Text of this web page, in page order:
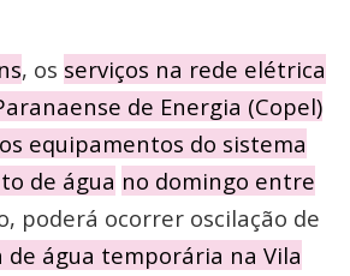
, os serviços na rede elétrica
de Energia (Copel)
equipamentos do sistema
de água no domingo entre
poderá ocorrer oscilação de
água temporária na Vila